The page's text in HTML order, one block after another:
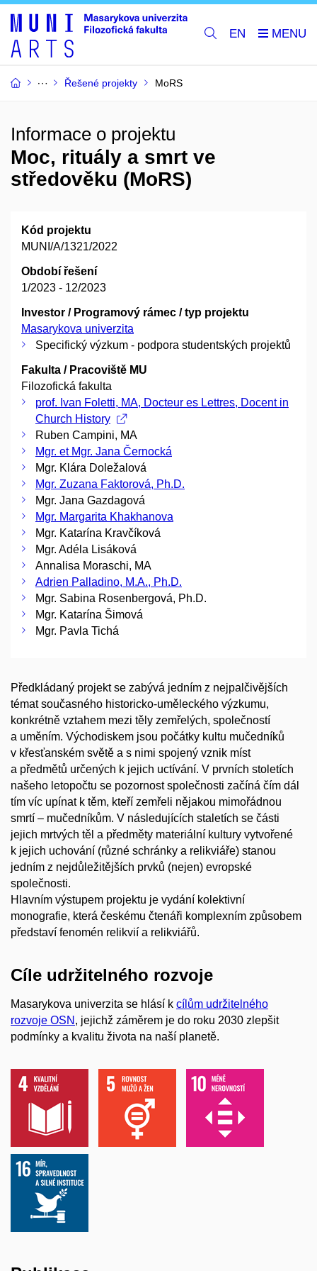
EN
Řešené projekty MoRS
Informace o projektu
Moc, rituály a smrt ve
středověku (MoRS)
Kód projektu
MUNI/A/1321/2022
Období řešení
1/2023 - 12/2023
Investor / Programový rámec / typ projektu
Masarykova univerzita
Specifický výzkum - podpora studentských projektů
Fakulta / Pracoviště MU
Filozofická fakulta
prof. Ivan Foletti, MA, Docteur es Lettres, Docent in
Church History
Ruben Campini, MA
Mgr. et Mgr. Jana Černocká
Mgr. Klára Doležalová
Mgr. Zuzana Faktorová, Ph.D.
Mgr. Jana Gazdagová
Mgr. Margarita Khakhanova
Mgr. Katarína Kravčíková
Mgr. Adéla Lisáková
Annalisa Moraschi, MA
Adrien Palladino, M.A., Ph.D.
Mgr. Sabina Rosenbergová, Ph.D.
Mgr. Katarína Šimová
Mgr. Pavla Tichá
Předkládaný projekt se zabývá jedním z nejpalčivějších
témat současného historicko-uměleckého výzkumu,
konkrétně vztahem mezi těly zemřelých, společností
a uměním. Východiskem jsou počátky kultu mučedníků
v křesťanském světě a s nimi spojený vznik míst
a předmětů určených k jejich uctívání. V prvních stoletích
našeho letopočtu se pozornost společnosti začíná čím dál
tím víc upínat k těm, kteří zemřeli nějakou mimořádnou
smrtí – mučedníkům. V následujících staletích se části
jejich mrtvých těl a předměty materiální kultury vytvořené
k jejich uchování (různé schránky a relikviáře) stanou
jedním z nejdůležitějších prvků (nejen) evropské
společnosti.
Hlavním výstupem projektu je vydání kolektivní
monografie, která českému čtenáři komplexním způsobem
představí fenomén relikvií a relikviářů.
Cíle udržitelného rozvoje
Masarykova univerzita se hlásí k cílům udržitelného
rozvoje OSN , jejichž záměrem je do roku 2030 zlepšit
podmínky a kvalitu života na naší planetě.